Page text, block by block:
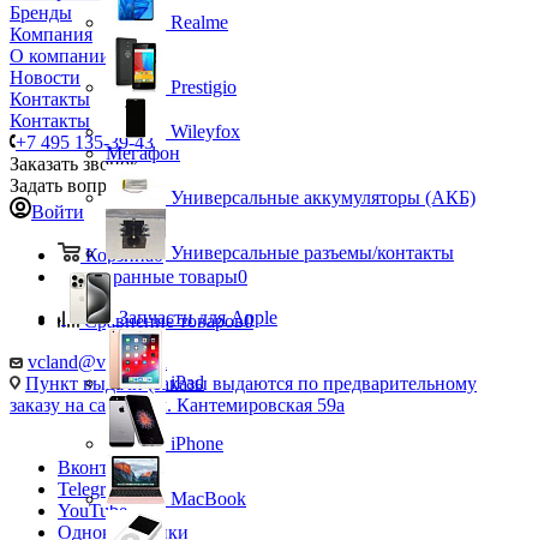
Бренды
Компания
О компании
Новости
Контакты
Контакты
+7 495 135-39-43
Заказать звонок
Задать вопрос
Войти
Корзина0
Избранные товары0
Сравнение товаров0
vcland@vcland.ru
Пункт выдачи (заказы выдаются по предварительному
заказу на сайте), ул. Кантемировская 59а
Вконтакте
Telegram
YouTube
Одноклассники
Realme
Prestigio
Wileyfox
Мегафон
Универсальные аккумуляторы (АКБ)
Универсальные разъемы/контакты
Запчасти для Apple
iPad
iPhone
MacBook